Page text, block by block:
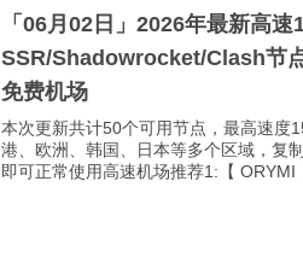
「06月02日」2026年最新高
SSR/Shadowrocket/Clash节
免费机场
本次更新共计50个可用节点，最高速度
港、欧洲、韩国、日本等多个区域，复
即可正常使用高速机场推荐1:【 ORYMI